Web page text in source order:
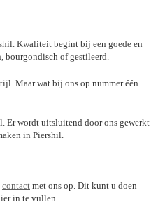
Kwaliteit begint bij een goede en
bourgondisch of gestileerd.
Maar wat bij ons op nummer één
Er wordt uitsluitend door ons gewerkt
in Piershil.
contact met ons op. Dit kunt u doen
in te vullen.